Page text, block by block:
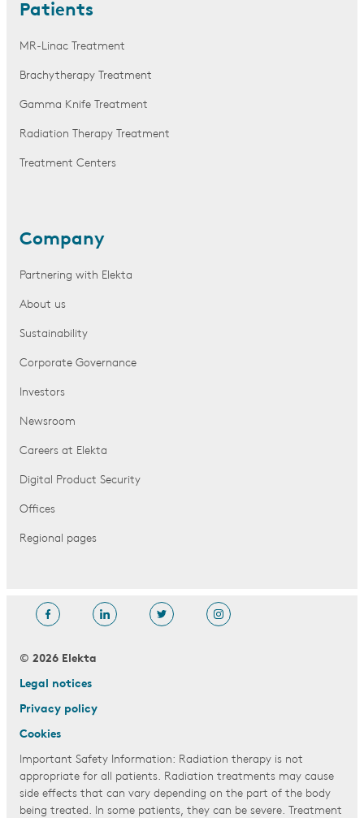
Patients
MR-Linac Treatment
Brachytherapy Treatment
Gamma Knife Treatment
Radiation Therapy Treatment
Treatment Centers
Company
Partnering with Elekta
About us
Sustainability
Corporate Governance
Investors
Newsroom
Careers at Elekta
Digital Product Security
Offices
Regional pages
© 2026 Elekta
Legal notices
Privacy policy
Cookies
Important Safety Information: Radiation therapy is not
appropriate for all patients. Radiation treatments may cause
side effects that can vary depending on the part of the body
being treated. In some patients, they can be severe. Treatment